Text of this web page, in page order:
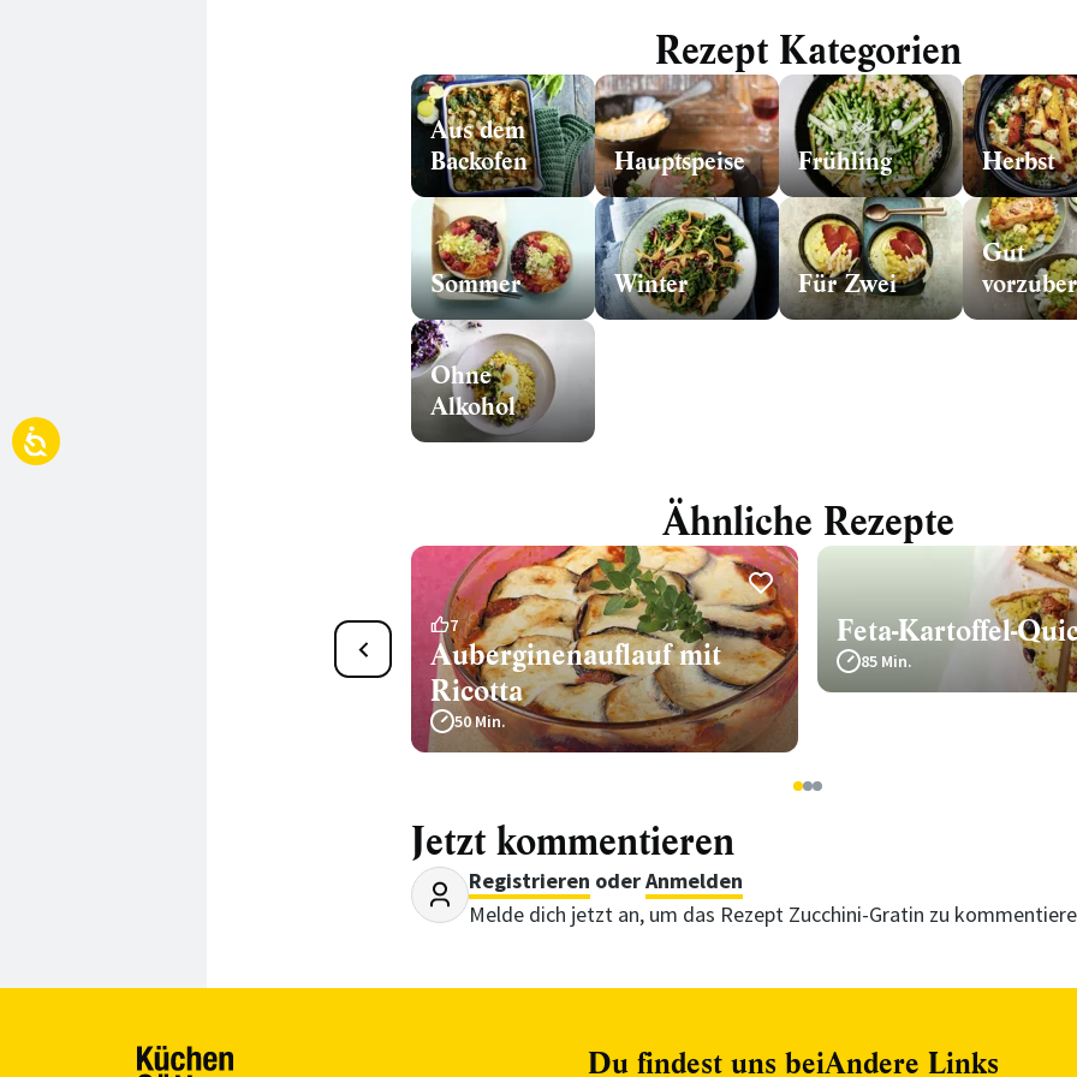
Rezept Kategorien
Aus dem
Backofen
Hauptspeise Frühling Herbst
Sommer Winter Für Zwei
Gut
Ohne
Alkohol
Ähnliche Rezepte
Gefüllter Camembert mit
7
Auberginenauflauf mit
Ricotta
50 Min.
Feta-Kartoffel-
85 Min.
123
Jetzt kommentieren
Registrieren oderAnmelden
Melde dich jetzt an, um das Rezept Zucchini-Gratin zu
Du findest uns beiAndere Links